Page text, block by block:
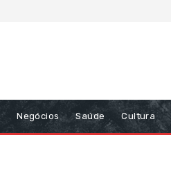
Negócios Saúde Cultura